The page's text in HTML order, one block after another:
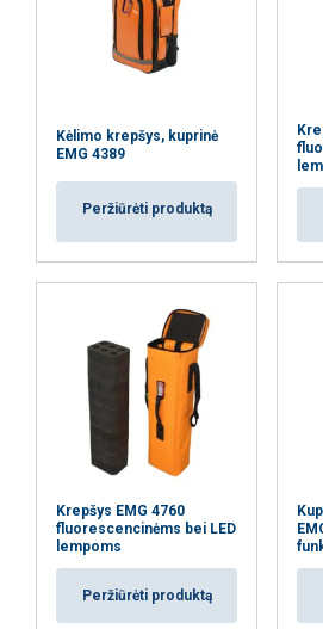
Kėlimo krepšys, kuprinė
EMG 4389
Peržiūrėti produktą
Krepšys EMG 4760
fluorescencinėms bei LED
lempoms
Peržiūrėti produktą
Funkciniai
AŠ SUTINKU
AŠ